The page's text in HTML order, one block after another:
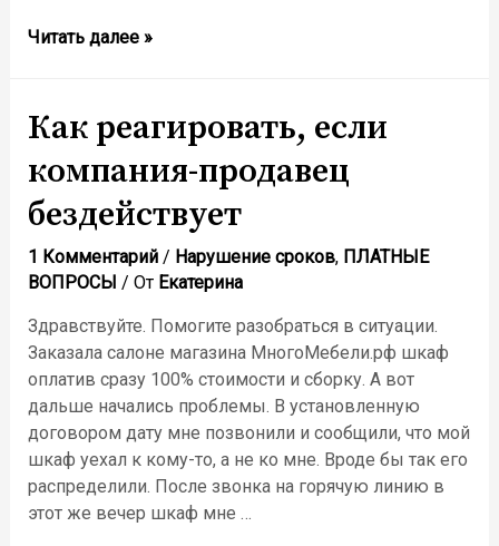
Задержка
мебели
«Форема»
Читать далее »
Как реагировать, если
компания-продавец
бездействует
1 Комментарий / Нарушение сроков, ПЛАТНЫЕ
ВОПРОСЫ / От Екатерина
Здравствуйте. Помогите разобраться в ситуации.
Заказала салоне магазина МногоМебели.рф шкаф
оплатив сразу 100% стоимости и сборку. А вот
дальше начались проблемы. В установленную
договором дату мне позвонили и сообщили, что мой
шкаф уехал к кому-то, а не ко мне. Вроде бы так его
распределили. После звонка на горячую линию в
этот же вечер шкаф мне …